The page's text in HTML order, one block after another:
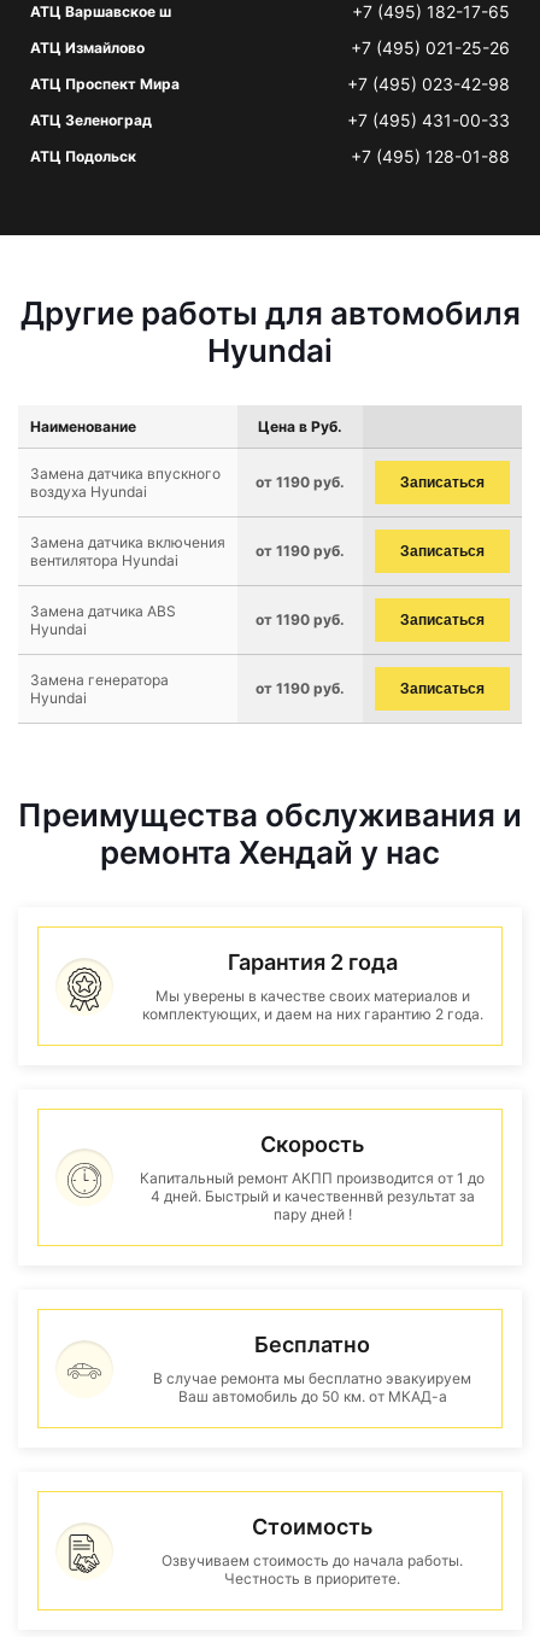
АТЦ Варшавское ш +7 (495) 182-17-65
АТЦ Измайлово +7 (495) 021-25-26
АТЦ Проспект Мира +7 (495) 023-42-98
АТЦ Зеленоград +7 (495) 431-00-33
АТЦ Подольск +7 (495) 128-01-88
Другие работы для автомобиля
Hyundai
Наименование Цена в Руб.
Замена датчика впускного
воздуха Hyundai
от 1190 руб. Записаться
Замена датчика включения
вентилятора Hyundai
от 1190 руб. Записаться
Замена датчика ABS
Hyundai
от 1190 руб. Записаться
Замена генератора
Hyundai
от 1190 руб. Записаться
Преимущества обслуживания и
ремонта Хендай у нас
Гарантия 2 года
Мы уверены в качестве своих материалов и
комплектующих, и даем на них гарантию 2 года.
Скорость
Капитальный ремонт АКПП производится от 1 до
4 дней. Быстрый и качественнвй результат за
пару дней !
Бесплатно
В случае ремонта мы бесплатно эвакуируем
Ваш автомобиль до 50 км. от МКАД-а
Стоимость
Озвучиваем стоимость до начала работы.
Честность в приоритете.